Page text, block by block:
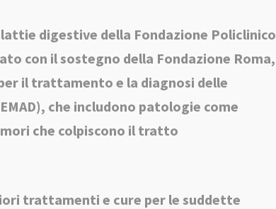
digestive della Fondazione Policlinico
con il sostegno della Fondazione Roma,
il trattamento e la diagnosi delle
che includono patologie come
che colpiscono il tratto
trattamenti e cure per le suddette